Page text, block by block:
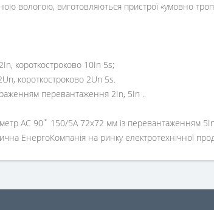
вологою, виготовляються пристрої «умовно
короткостроково 10In 5s;
короткостроково 2Un 5s.
перевантаження 2In, 5In ..
AC 90˚ 150/5A 72x72 мм із перевантаженням
ЕнергоКомпанія на ринку електротехнічної